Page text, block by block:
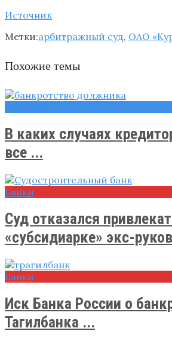
Источник
Метки:арбитражный суд, ОАО
Похожие темы
В каких случаях
все ...
Банки
Суд отказался
«субсидиарке» экс-
Банки
Иск Банка России о
Тагилбанка ...